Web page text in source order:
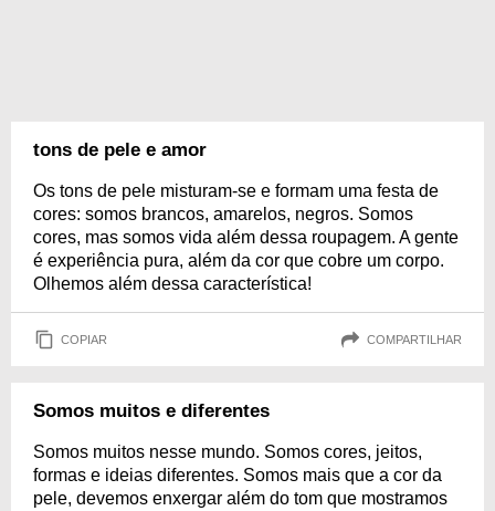
tons de pele e amor
Os tons de pele misturam-se e formam uma festa de
cores: somos brancos, amarelos, negros. Somos
cores, mas somos vida além dessa roupagem. A gente
é experiência pura, além da cor que cobre um corpo.
Olhemos além dessa característica!
COPIAR COMPARTILHAR
Somos muitos e diferentes
Somos muitos nesse mundo. Somos cores, jeitos,
formas e ideias diferentes. Somos mais que a cor da
pele, devemos enxergar além do tom que mostramos